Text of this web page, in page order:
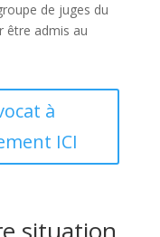
de juges du
être admis au
à
ICI